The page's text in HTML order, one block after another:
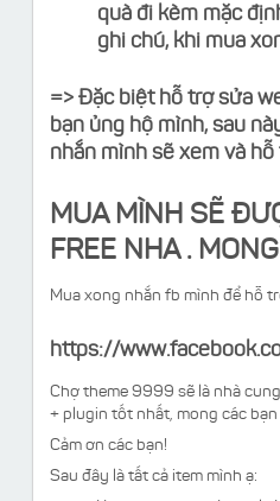
quà đi kèm mặc
ghi chú, khi mua
=> Đặc biệt hỗ trợ sửa
bạn ủng hộ mình, sau
nhắn mình sẽ xem và hỗ
MUA MÌNH SẼ
FREE NHA .
Mua xong nhắn fb mình để hỗ
https://
Chợ theme 9999 sẽ là nhà
+ plugin tốt nhất, mong các
Cảm ơn các bạn!
Sau đây là tất cả item mình ạ: